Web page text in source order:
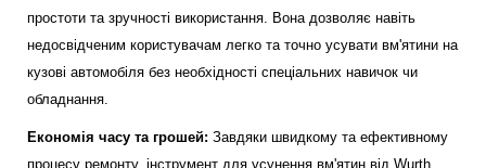
простоти та зручності використання. Вона дозволяє навіть
недосвідченим користувачам легко та точно усувати вм'ятини на
кузові автомобіля без необхідності спеціальних навичок чи
обладнання.
Економія часу та грошей: Завдяки швидкому та ефективному
процесу ремонту, інструмент для усунення вм'ятин від Wurth